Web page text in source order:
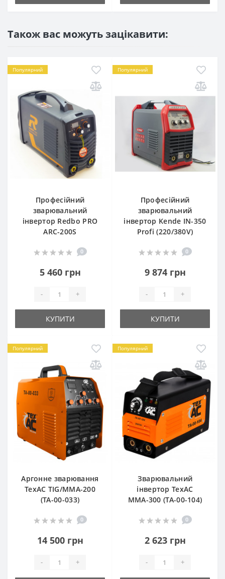
Також вас можуть зацікавити:
Популярний
Професійний
зварювальний
інвертор Redbo PRO
ARC-200S
0
5 460 грн
- +
КУПИТИ
Популярний
Професійний
зварювальний
інвертор Kende IN-350
Profi (220/380V)
0
9 874 грн
- +
КУПИТИ
Популярний
Аргонне зварювання
TexAC TIG/MMA-200
(ТА-00-033)
0
14 500 грн
- +
Популярний
Зварювальний
інвертор ТехАС
MMА-300 (TA-00-104)
0
2 623 грн
- +